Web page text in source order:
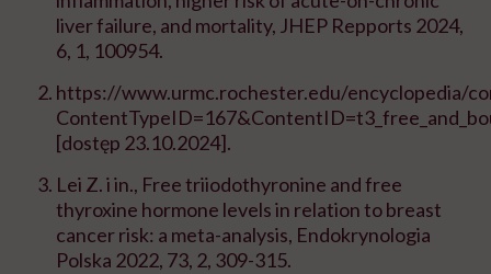
liver failure, and mortality, JHEP Repports 2024,
6, 1, 100954.
https://www.urmc.rochester.edu/encyclopedia/
[dostęp 23.10.2024].
Lei Z. i in., Free triiodothyronine and free
thyroxine hormone levels in relation to breast
cancer risk: a meta-analysis, Endokrynologia
Polska 2022, 73, 2, 309-315.